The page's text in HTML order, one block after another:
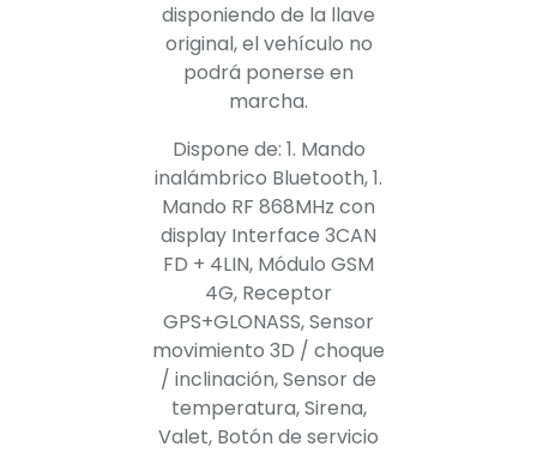
disponiendo de la llave
original, el vehículo no
podrá ponerse en
marcha.
Dispone de: 1. Mando
inalámbrico Bluetooth, 1.
Mando RF 868MHz con
display Interface 3CAN
FD + 4LIN, Módulo GSM
4G, Receptor
GPS+GLONASS, Sensor
movimiento 3D / choque
/ inclinación, Sensor de
temperatura, Sirena,
Valet, Botón de servicio